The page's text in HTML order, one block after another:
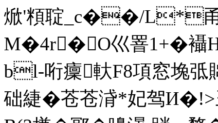
焮'頪聢_c��/L*
M�4r�O巛罯1+�
bl-哘癛 軑F8項窓堍
础緁�苍苍浳*妃驾